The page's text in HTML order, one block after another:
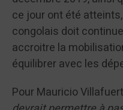
ce jour ont été
congolais doit
accroitre la
équilibrer avec les
Pour Mauricio